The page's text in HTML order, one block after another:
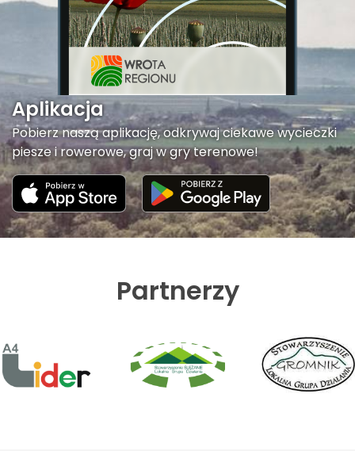
Aplikacja
Pobierz naszą aplikację, odkrywaj ciekawe wycieczki
piesze i rowerowe, graj w gry terenowe!
Partnerzy